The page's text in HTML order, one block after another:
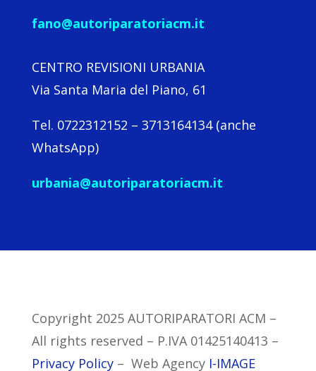
fano@autoriparatoriacm.it
CENTRO REVISIONI URBANIA
Via Santa Maria del Piano, 61
Tel. 0722312152 – 3713164134 (anche
WhatsApp)
urbania@autoriparatoriacm.it
Copyright 2025 AUTORIPARATORI ACM –
All rights reserved – P.IVA 01425140413 –
Privacy Policy– Web Agency I-IMAGE